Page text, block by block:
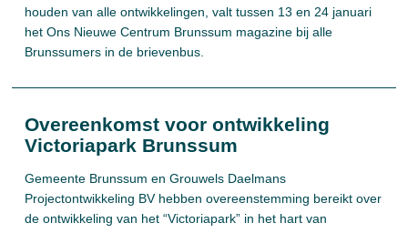
houden van alle ontwikkelingen, valt tussen 13 en 24 januari
het Ons Nieuwe Centrum Brunssum magazine bij alle
Brunssumers in de brievenbus.
Overeenkomst voor ontwikkeling
Victoriapark Brunssum
Gemeente Brunssum en Grouwels Daelmans
Projectontwikkeling BV hebben overeenstemming bereikt over
de ontwikkeling van het “Victoriapark” in het hart van